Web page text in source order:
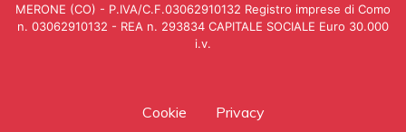
MERONE (CO) - P.IVA/C.F.03062910132 Registro imprese di Como
n. 03062910132 - REA n. 293834 CAPITALE SOCIALE Euro 30.000
i.v.
Cookie Privacy